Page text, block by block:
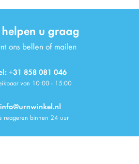
u graag
ons bellen of mailen
+31 858 081 046
van 10:00 - 15:00
info@urnwinkel.nl
reageren binnen 24 uur